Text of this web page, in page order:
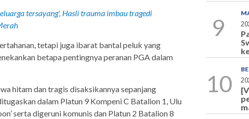
tersayang', Hasli trauma imbau tragedi
tetapi juga ibarat bantal peluk yang
betapa pentingnya peranan PGA dalam
hitam dan tragis disaksikannya sepanjang
dalam Platun 9 Kompeni C Batalion 1, Ulu
serta digeruni komunis dan Platun 2 Batalion 8
9
10